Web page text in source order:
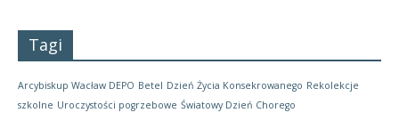
Tagi
Arcybiskup Wacław DEPO Betel Dzień Życia Konsekrowanego Rekolekcje
szkolne Uroczystości pogrzebowe Światowy Dzień Chorego